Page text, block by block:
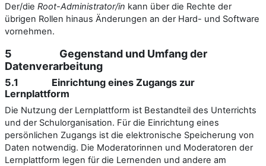
Der/die Root-Administrator/in kann über die Rechte der
übrigen Rollen hinaus Änderungen an der Hard- und Software
vornehmen.
5 Gegenstand und Umfang der
Datenverarbeitung
5.1 Einrichtung eines Zugangs zur
Lernplattform
Die Nutzung der Lernplattform ist Bestandteil des Unterrichts
und der Schulorganisation. Für die Einrichtung eines
persönlichen Zugangs ist die elektronische Speicherung von
Daten notwendig. Die Moderatorinnen und Moderatoren der
Lernplattform legen für die Lernenden und andere am